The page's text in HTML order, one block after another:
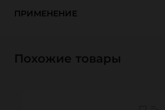
ПРИМЕНЕНИЕ
Похожие товары